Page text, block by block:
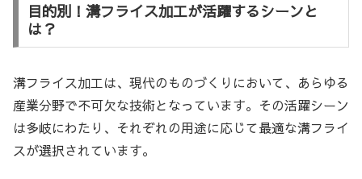
目的別！溝フライス加工が活躍するシーンと
は？
溝フライス加工は、現代のものづくりにおいて、あらゆる
産業分野で不可欠な技術となっています。その活躍シーン
は多岐にわたり、それぞれの用途に応じて最適な溝フライ
スが選択されています。